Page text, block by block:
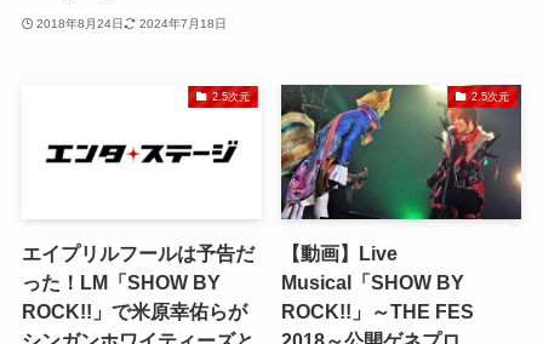
2018年8月24日 2024年7月18日
2.5次元
エイプリルフールは予告だ
った！LM「SHOW BY
ROCK!!」で米原幸佑らが
2.5次元
【動画】Live
Musical「SHOW BY
ROCK!!」～THE FES